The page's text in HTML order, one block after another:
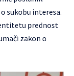
sukobu interesa.
prednost
zakon o